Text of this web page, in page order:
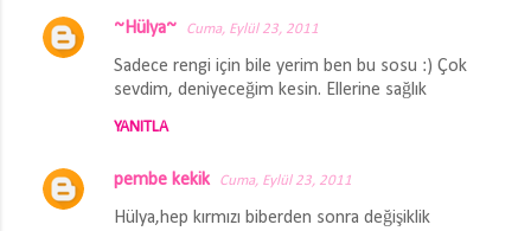
~Hülya~ Cuma, Eylül 23, 2011
Sadece rengi için bile yerim ben bu sosu :) Çok
sevdim, deniyeceğim kesin. Ellerine sağlık
YANITLA
pembe kekik Cuma, Eylül 23, 2011
Hülya,hep kırmızı biberden sonra değişiklik